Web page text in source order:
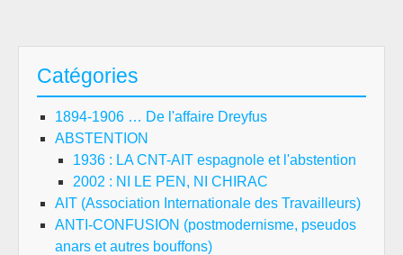
Catégories
1894-1906 … De l'affaire Dreyfus
ABSTENTION
1936 : LA CNT-AIT espagnole et l'abstention
2002 : NI LE PEN, NI CHIRAC
AIT (Association Internationale des Travailleurs)
ANTI-CONFUSION (postmodernisme, pseudos
anars et autres bouffons)